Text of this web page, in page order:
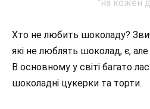
Хто не любить шоколаду?
які не люблять шоколад, є,
В основному у світі багато
шоколадні цукерки та торти.